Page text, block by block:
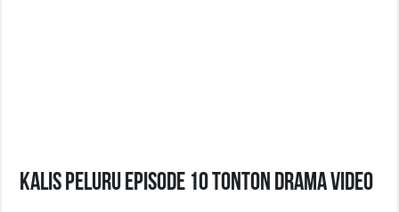
Kalis Peluru Episode 10 Tonton Drama Video